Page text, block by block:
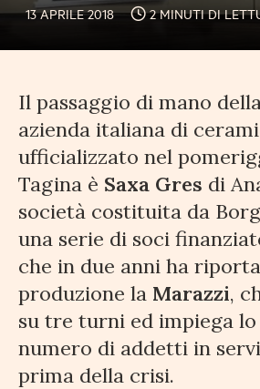
13 APRILE 2018 2 MINUTI DI
Il passaggio di mano
azienda italiana di
ufficializzato nel
Tagina è Saxa Gres di
società costituita da
una serie di soci
che in due anni ha
produzione la Marazzi,
su tre turni ed impiega lo
numero di addetti in
prima della crisi.